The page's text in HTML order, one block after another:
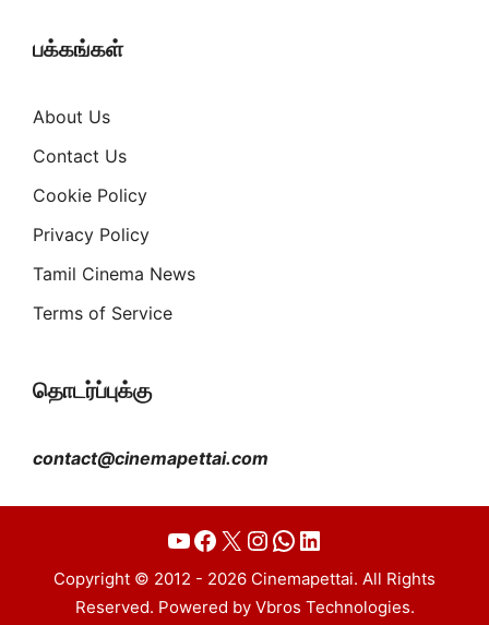
பக்கங்கள்
About Us
Contact Us
Cookie Policy
Privacy Policy
Tamil Cinema News
Terms of Service
தொடர்ப்புக்கு
contact@cinemapettai.com
YouTube
Facebook
X Instagram
WhatsApp
LinkedIn
Copyright © 2012 - 2026 Cinemapettai. All Rights
Reserved. Powered by Vbros Technologies.